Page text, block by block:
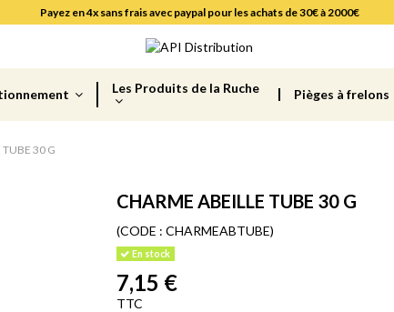
Payez en 4x sans frais avec paypal pour les achats de 30€ à 2000€
Les Produits de la Ruche Pièges à frelons
TUBE 30 G
CHARME ABEILLE TUBE 30 G
(CODE : CHARMEABTUBE)
En stock
7,15 €
TTC